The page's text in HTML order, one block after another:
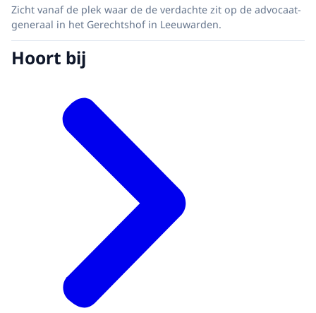
Zicht vanaf de plek waar de de verdachte zit op de advocaat-
generaal in het Gerechtshof in Leeuwarden.
Hoort bij